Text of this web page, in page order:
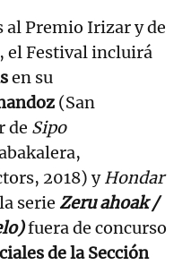
al Premio Irizar y de
el Festival incluirá
en su
(San
de Sipo
2018) yHondar
serie Zeru ahoak /
fuera de concurso
de la Sección